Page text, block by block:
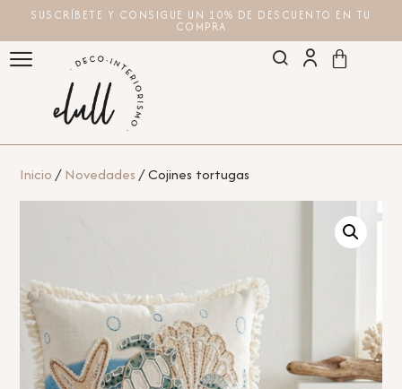
SUSCRÍBETE Y CONSIGUE UN 10% DE DESCUENTO EN TU
COMPRA
Inicio/Novedades/ Cojines tortugas